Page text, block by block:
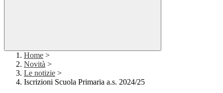
Home >
Novità >
Le notizie >
Iscrizioni Scuola Primaria a.s. 2024/25